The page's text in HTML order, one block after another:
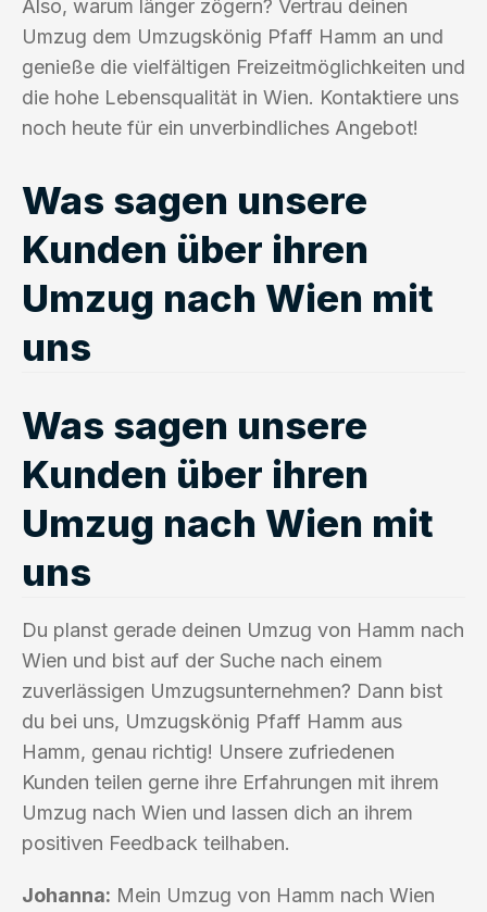
Also, warum länger zögern? Vertrau deinen
Umzug dem Umzugskönig Pfaff Hamm an und
genieße die vielfältigen Freizeitmöglichkeiten und
die hohe Lebensqualität in Wien. Kontaktiere uns
noch heute für ein unverbindliches Angebot!
Was sagen unsere
Kunden über ihren
Umzug nach Wien mit
uns
Was sagen unsere
Kunden über ihren
Umzug nach Wien mit
uns
Du planst gerade deinen Umzug von Hamm nach
Wien und bist auf der Suche nach einem
zuverlässigen Umzugsunternehmen? Dann bist
du bei uns, Umzugskönig Pfaff Hamm aus
Hamm, genau richtig! Unsere zufriedenen
Kunden teilen gerne ihre Erfahrungen mit ihrem
Umzug nach Wien und lassen dich an ihrem
positiven Feedback teilhaben.
Johanna: Mein Umzug von Hamm nach Wien